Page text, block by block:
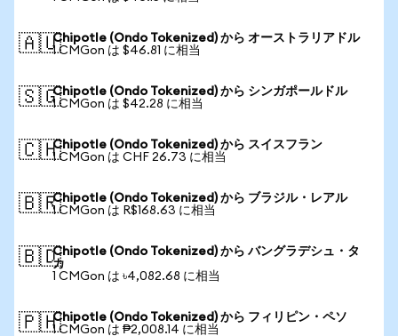
🇦🇺Chipotle (Ondo Tokenized) から オーストラリアドル
1 CMGon は $46.81 に相当
🇸🇬Chipotle (Ondo Tokenized) から シンガポールドル
1 CMGon は $42.28 に相当
🇨🇭Chipotle (Ondo Tokenized) から スイスフラン
1 CMGon は CHF 26.73 に相当
🇧🇷Chipotle (Ondo Tokenized) から ブラジル・レアル
1 CMGon は R$168.63 に相当
🇧🇩Chipotle (Ondo Tokenized) から バングラデシュ・タ
カ
1 CMGon は ৳4,082.68 に相当
🇵🇭Chipotle (Ondo Tokenized) から フィリピン・ペソ
1 CMGon は ₱2,008.14 に相当